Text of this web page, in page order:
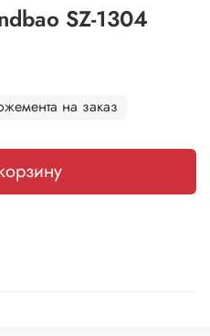
SZ-1304
на заказ